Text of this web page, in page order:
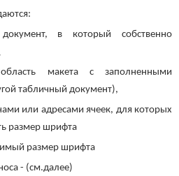
в который собственно
макета с заполненными
табличный документ),
или адресами ячеек, для которых
размер шрифта
размер шрифта
- (см.далее)